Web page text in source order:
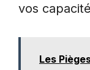
vos
Les